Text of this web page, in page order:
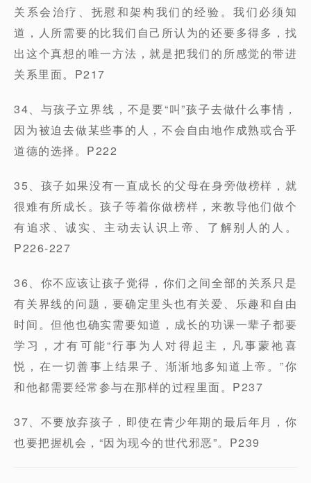
关系会治疗、抚慰和架构我们的经验。我们必须知
道，人所需要的比我们自己所认为的还要多得多，找
出这个真想的唯一方法，就是把我们的所感觉的带进
关系里面。P217
34、与孩子立界线，不是要“叫”孩子去做什么事情，
因为被迫去做某些事的人，不会自由地作成熟或合乎
道德的选择。P222
35、孩子如果没有一直成长的父母在身旁做榜样，就
很难有所成长。孩子等着你做榜样，来教导他们做个
有追求、诚实、主动去认识上帝、了解别人的人。
P226-227
36、你不应该让孩子觉得，你们之间全部的关系只是
有关界线的问题，要确定里头也有关爱、乐趣和自由
时间。但他也确实需要知道，成长的功课一辈子都要
学习，才有可能“行事为人对得起主，凡事蒙祂喜
悦，在一切善事上结果子、渐渐地多知道上帝。”你
和他都需要经常参与在那样的过程里面。P237
37、不要放弃孩子，即使在青少年期的最后年月，你
也要把握机会，“因为现今的世代邪恶”。P239